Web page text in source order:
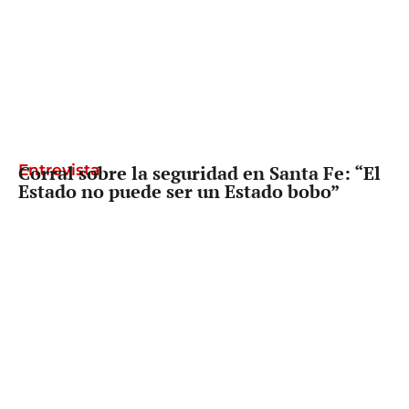
Entrevista
Corral sobre la seguridad en Santa Fe: “El
Estado no puede ser un Estado bobo”